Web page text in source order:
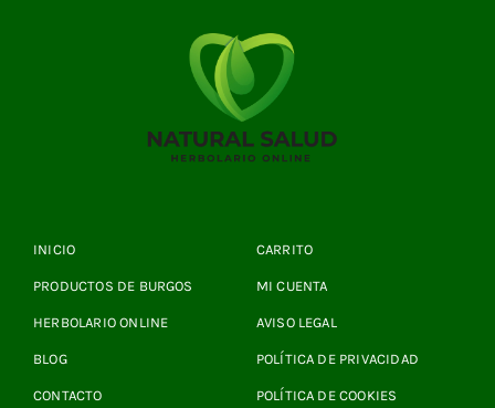
INICIO
PRODUCTOS DE BURGOS
HERBOLARIO ONLINE
BLOG
CONTACTO
CARRITO
MI CUENTA
AVISO LEGAL
POLÍTICA DE PRIVACIDAD
POLÍTICA DE COOKIES